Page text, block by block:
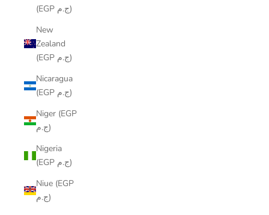
(EGP ج.م)
New
Zealand
(EGP ج.م)
Nicaragua
(EGP ج.م)
Niger (EGP
ج.م)
Nigeria
(EGP ج.م)
Niue (EGP
ج.م)